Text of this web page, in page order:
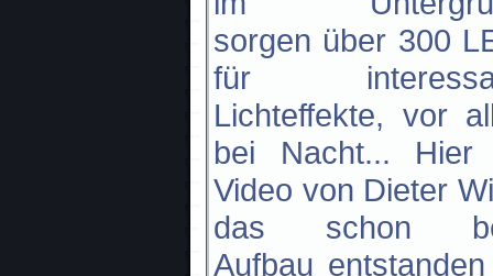
sorgen über 300
für
Lichteffekte, vor
bei Nacht... Hier
Video von Dieter
das schon
Aufbau